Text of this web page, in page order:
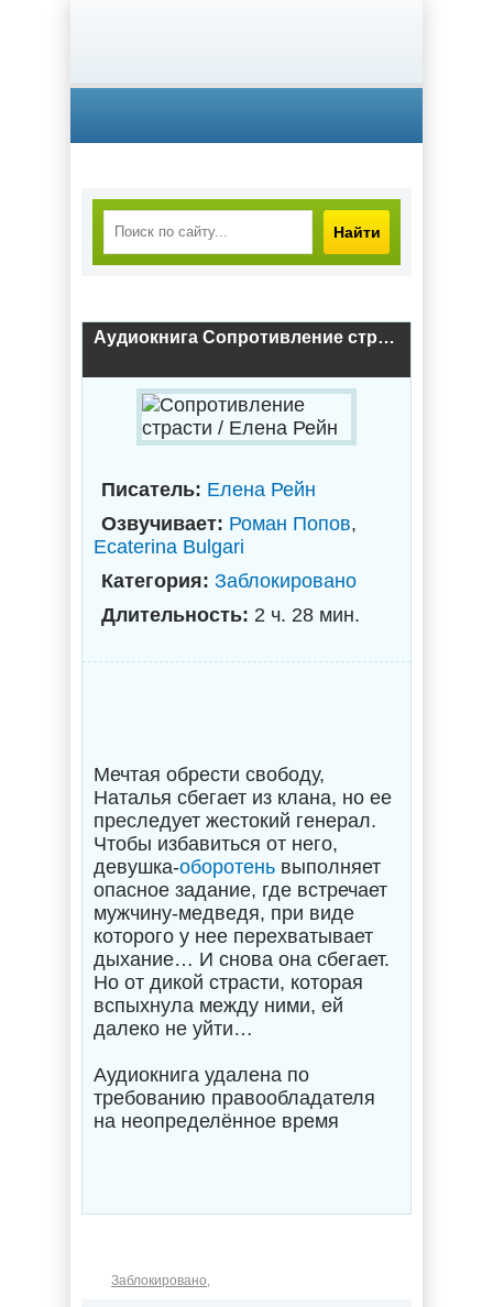
Найти
Аудиокнига Сопротивление страсти / Елена Рейн
Писатель: Елена Рейн
Озвучивает: Роман Попов,
Ecaterina Bulgari
Категория: Заблокировано
Длительность: 2 ч. 28 мин.
Мечтая обрести свободу,
Наталья сбегает из клана, но ее
преследует жестокий генерал.
Чтобы избавиться от него,
девушка-оборотень выполняет
опасное задание, где встречает
мужчину-медведя, при виде
которого у нее перехватывает
дыхание… И снова она сбегает.
Но от дикой страсти, которая
вспыхнула между ними, ей
далеко не уйти…
Аудиокнига удалена по
требованию правообладателя
на неопределённое время
Заблокировано,